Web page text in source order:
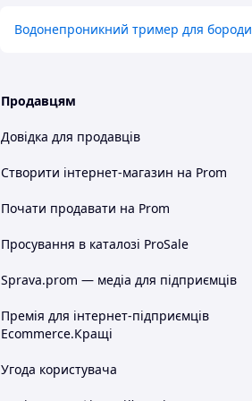
Водонепроникний тример для бороди
Продавцям
Довідка для продавців
Створити інтернет-магазин на Prom
Почати продавати на Prom
Просування в каталозі ProSale
Sprava.prom — медіа для підприємців
Премія для інтернет-підприємців
Ecommerce.Кращі
Угода користувача